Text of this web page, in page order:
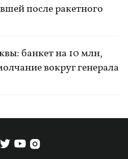
после ракетного
банкет на 10 млн,
вокруг генерала